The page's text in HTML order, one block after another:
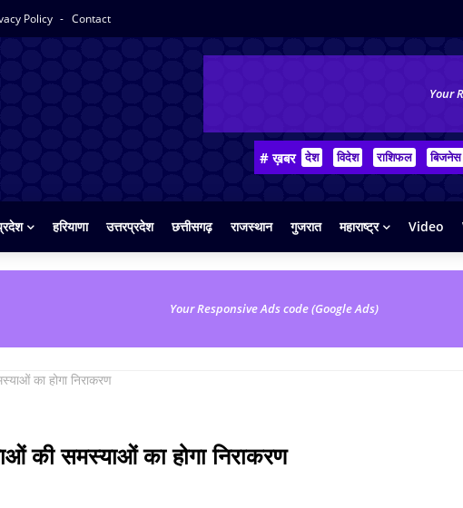
Policy Contact
Your
# ख़बर देश विदेश राशिफल बिजनेस
हरियाणा उत्तरप्रदेश छत्तीसगढ़ राजस्थान गुजरात महाराष्ट्र Video
Your Responsive Ads code (Google Ads)
का होगा निराकरण
की समस्याओं का होगा निराकरण